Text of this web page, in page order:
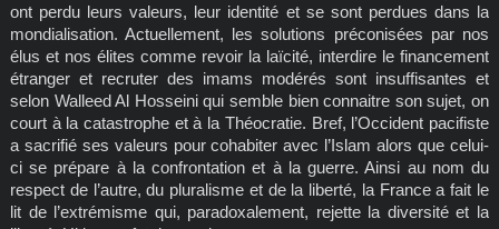
ont perdu leurs valeurs, leur identité et se sont perdues dans la
mondialisation. Actuellement, les solutions préconisées par nos
élus et nos élites comme revoir la laïcité, interdire le financement
étranger et recruter des imams modérés sont insuffisantes et
selon Walleed Al Hosseini qui semble bien connaitre son sujet, on
court à la catastrophe et à la Théocratie. Bref, l’Occident pacifiste
a sacrifié ses valeurs pour cohabiter avec l’Islam alors que celui-
ci se prépare à la confrontation et à la guerre. Ainsi au nom du
respect de l’autre, du pluralisme et de la liberté, la France a fait le
lit de l’extrémisme qui, paradoxalement, rejette la diversité et la